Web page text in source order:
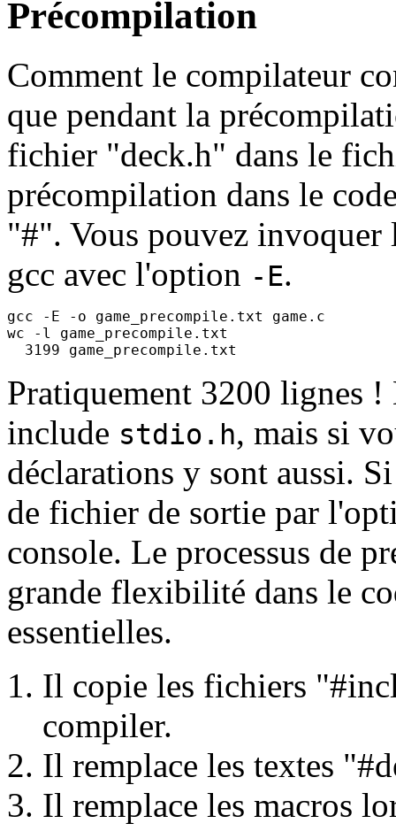
Précompilation
Comment le compilateur
que pendant la
fichier "deck.h" dans le
précompilation dans le
"#". Vous pouvez
gcc avec l'option -E.
gcc -E -o game_precompile.txt game.c
wc -l game_precompile.txt
Pratiquement 3200 lignes
include stdio.h, mais si
déclarations y sont aussi.
de fichier de sortie par
console. Le processus de
grande flexibilité dans le
essentielles.
Il copie les fichiers
compiler.
Il remplace les textes
Il remplace les macros